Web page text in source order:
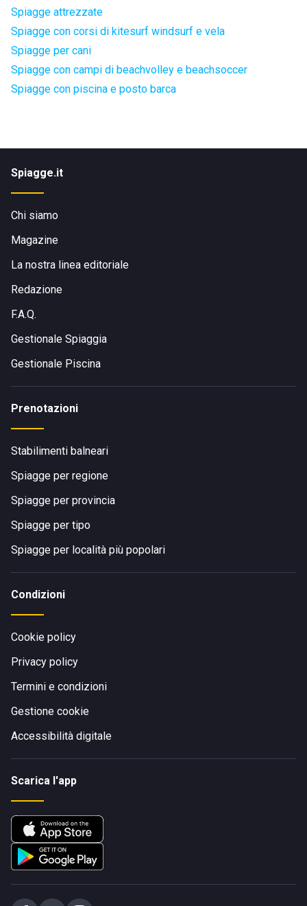
Spiagge attrezzate
Spiagge con corsi di kitesurf windsurf e vela
Spiagge per cani
Spiagge con campi di beachvolley e beachsoccer
Spiagge con piscina e posto barca
Spiagge.it
Chi siamo
Magazine
La nostra linea editoriale
Redazione
F.A.Q.
Gestionale Spiaggia
Gestionale Piscina
Prenotazioni
Stabilimenti balneari
Spiagge per regione
Spiagge per provincia
Spiagge per tipo
Spiagge per località più popolari
Condizioni
Cookie policy
Privacy policy
Termini e condizioni
Gestione cookie
Accessibilità digitale
Scarica l'app